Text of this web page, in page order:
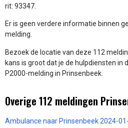
rit: 93347.
Er is geen verdere informatie binnen
melding.
Bezoek de locatie van deze 112
kans is groot dat je de hulpdiensten in
P2000-melding in Prinsenbeek.
Overige 112 meldingen
Ambulance naar Prinsenbeek 2024-